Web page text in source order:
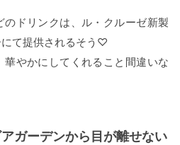
のドリンクは、ル・クルーゼ新製
て提供されるそう♡
華やかにしてくれること間違いな
ガーデンから目が離せない